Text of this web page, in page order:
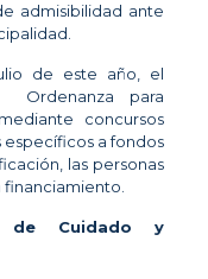
admisibilidad ante
de este año, el
Ordenanza para
concursos
a fondos
las personas
de Cuidado y